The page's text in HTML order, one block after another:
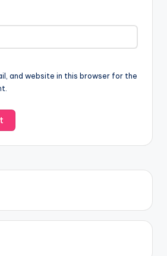
and website in this browser for the